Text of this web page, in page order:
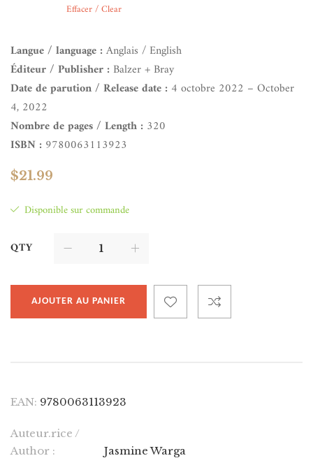
Effacer / Clear
Langue / language :Anglais / English
Éditeur / Publisher : Balzer + Bray
Date de parution / Release date : 4 octobre 2022 – October
4, 2022
Nombre de pages / Length : 320
ISBN : 9780063113923
$21.99
Disponible sur commande
QTY
AJOUTER AU PANIER
EAN: 9780063113923
Auteur.rice /
Author :
Jasmine Warga